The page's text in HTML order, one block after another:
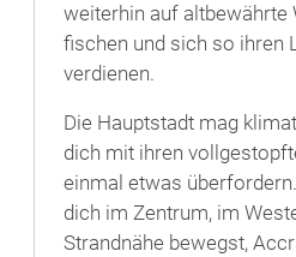
weiterhin auf altbewährte
fischen und sich so ihren
verdienen.
Die Hauptstadt mag
dich mit ihren
einmal etwas
dich im Zentrum, im
Strandnähe bewegst,